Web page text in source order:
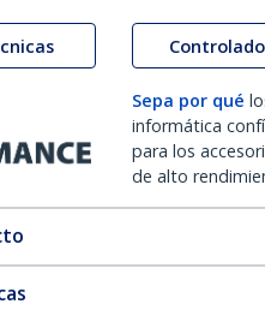
Sepa por qué
informática
para los
de alto